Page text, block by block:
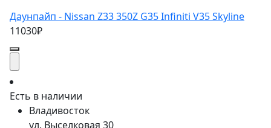
Даунпайп - Nissan Z33 350Z G35 Infiniti V35 Skyline
11030₽
Есть в наличии
Владивосток
ул. Выселковая 30